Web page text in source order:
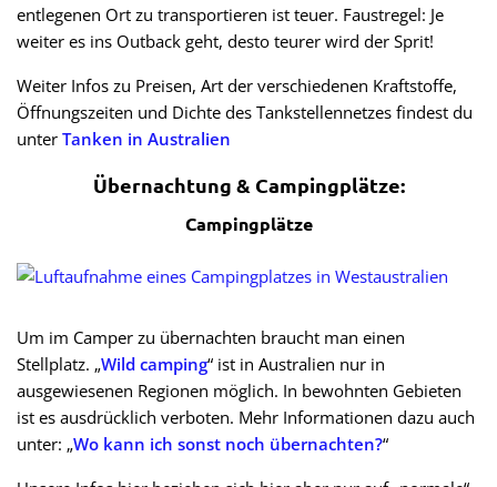
entlegenen Ort zu transportieren ist teuer. Faustregel: Je
weiter es ins Outback geht, desto teurer wird der Sprit!
Weiter Infos zu Preisen, Art der verschiedenen Kraftstoffe,
Öffnungszeiten und Dichte des Tankstellennetzes findest du
unter Tanken in Australien
Übernachtung & Campingplätze:
Campingplätze
Um im Camper zu übernachten braucht man einen
Stellplatz. „Wild camping“ ist in Australien nur in
ausgewiesenen Regionen möglich. In bewohnten Gebieten
ist es ausdrücklich verboten. Mehr Informationen dazu auch
unter: „Wo kann ich sonst noch übernachten?“